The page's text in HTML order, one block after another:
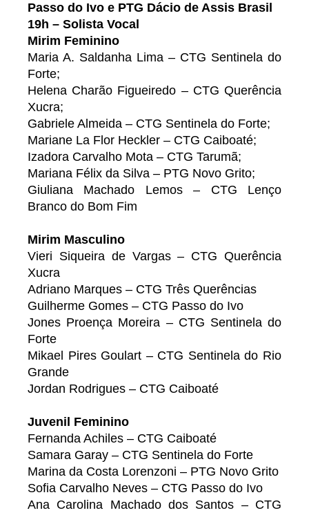
Passo do Ivo e PTG Dácio de Assis Brasil
19h – Solista Vocal
Mirim Feminino
Maria A. Saldanha Lima – CTG Sentinela do
Forte;
Helena Charão Figueiredo – CTG Querência
Xucra;
Gabriele Almeida – CTG Sentinela do Forte;
Mariane La Flor Heckler – CTG Caiboaté;
Izadora Carvalho Mota – CTG Tarumã;
Mariana Félix da Silva – PTG Novo Grito;
Giuliana Machado Lemos – CTG Lenço
Branco do Bom Fim
Mirim Masculino
Vieri Siqueira de Vargas – CTG Querência
Xucra
Adriano Marques – CTG Três Querências
Guilherme Gomes – CTG Passo do Ivo
Jones Proença Moreira – CTG Sentinela do
Forte
Mikael Pires Goulart – CTG Sentinela do Rio
Grande
Jordan Rodrigues – CTG Caiboaté
Juvenil Feminino
Fernanda Achiles – CTG Caiboaté
Samara Garay – CTG Sentinela do Forte
Marina da Costa Lorenzoni – PTG Novo Grito
Sofia Carvalho Neves – CTG Passo do Ivo
Ana Carolina Machado dos Santos – CTG